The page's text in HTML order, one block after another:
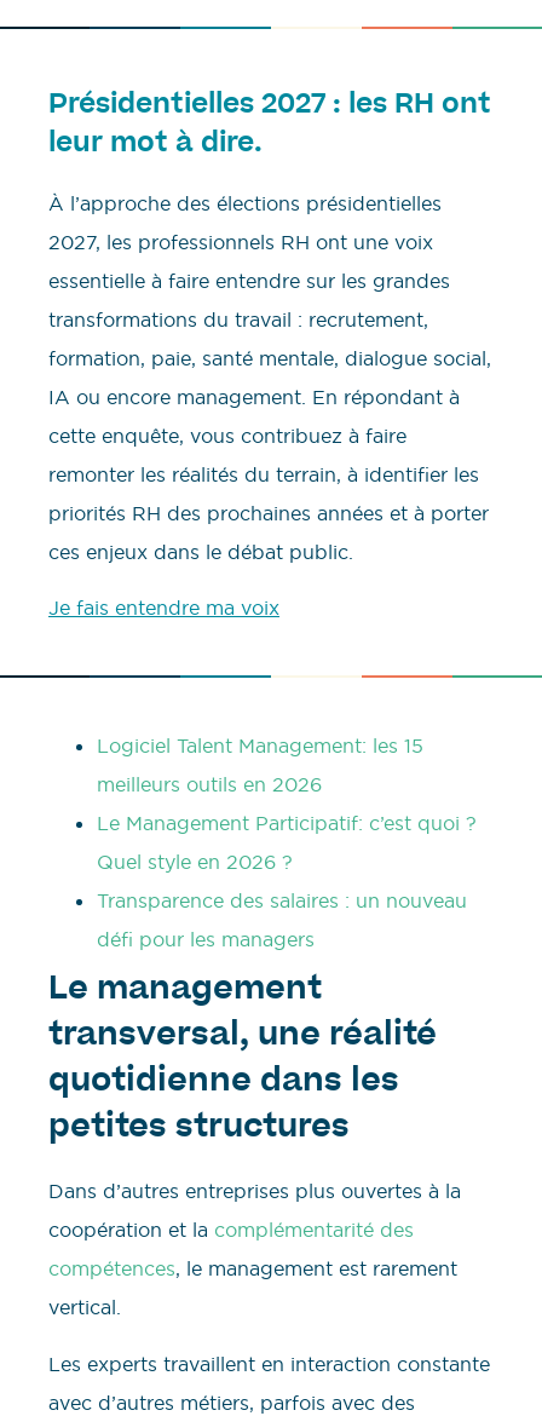
Présidentielles 2027 : les RH ont
leur mot à dire.
À l’approche des élections présidentielles
2027, les professionnels RH ont une voix
essentielle à faire entendre sur les grandes
transformations du travail : recrutement,
formation, paie, santé mentale, dialogue social,
IA ou encore management. En répondant à
cette enquête, vous contribuez à faire
remonter les réalités du terrain, à identifier les
priorités RH des prochaines années et à porter
ces enjeux dans le débat public.
Je fais entendre ma voix
Logiciel Talent Management: les 15
meilleurs outils en 2026
Le Management Participatif: c’est quoi ?
Quel style en 2026 ?
Transparence des salaires : un nouveau
défi pour les managers
Le management
transversal, une réalité
quotidienne dans les
petites structures
Dans d’autres entreprises plus ouvertes à la
coopération et la complémentarité des
compétences, le management est rarement
vertical.
Les experts travaillent en interaction constante
avec d’autres métiers, parfois avec des